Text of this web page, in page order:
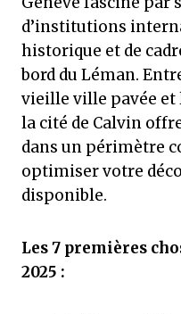
d’institutions
historique et de
bord du Léman.
vieille ville pavée et
la cité de Calvin
dans un périmètre
optimiser votre
disponible.
Les 7 premières
2025 :